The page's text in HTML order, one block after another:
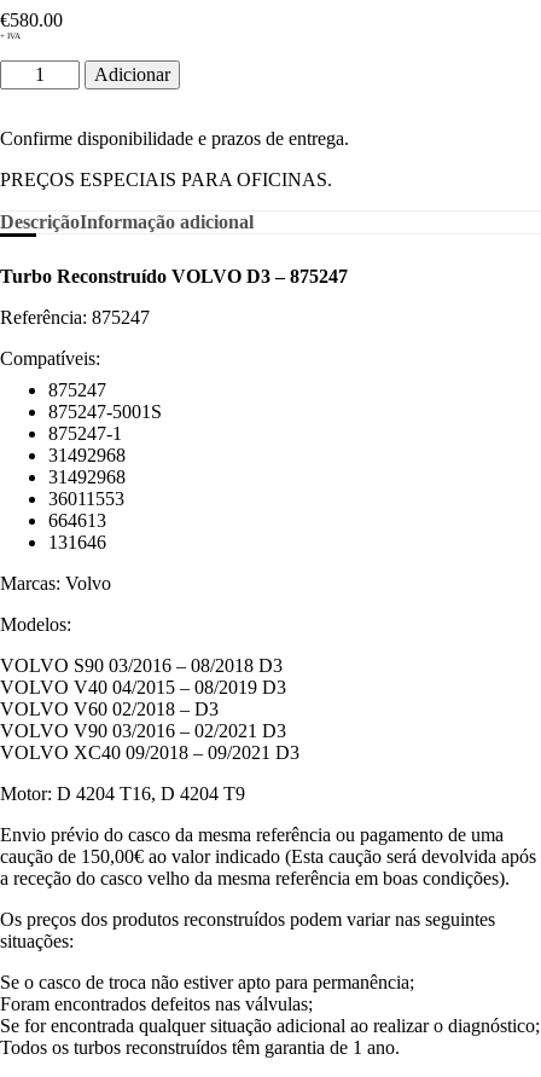
€580.00
+ IVA
Quantidade
de
Reconstruído
D3
875247
Adicionar
Confirme disponibilidade e prazos de entrega.
PREÇOS ESPECIAIS PARA OFICINAS.
DescriçãoInformação adicional
Turbo Reconstruído VOLVO D3 – 875247
Referência: 875247
Compatíveis:
875247
875247-5001S
875247-1
31492968
31492968
36011553
664613
131646
Marcas: Volvo
Modelos:
VOLVO S90 03/2016 – 08/2018 D3
VOLVO V40 04/2015 – 08/2019 D3
VOLVO V60 02/2018 – D3
VOLVO V90 03/2016 – 02/2021 D3
VOLVO XC40 09/2018 – 09/2021 D3
Motor: D 4204 T16, D 4204 T9
Envio prévio do casco da mesma referência ou pagamento de uma
caução de 150,00€ ao valor indicado (Esta caução será devolvida após
a receção do casco velho da mesma referência em boas condições).
Os preços dos produtos reconstruídos podem variar nas seguintes
situações:
Se o casco de troca não estiver apto para permanência;
Foram encontrados defeitos nas válvulas;
Se for encontrada qualquer situação adicional ao realizar o diagnóstico;
Todos os turbos reconstruídos têm garantia de 1 ano.